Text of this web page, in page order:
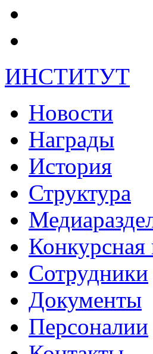
ИНСТИТУТ
Новости
Награды
История
Структура
Конкурсная
Сотрудники
Документы
Персоналии